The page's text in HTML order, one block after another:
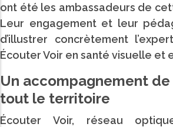
ont été les ambassadeurs de
Leur engagement et leur
d’illustrer concrètement
Écouter Voir en santé visuelle et
Un accompagnement
tout le territoire
Écouter Voir, réseau